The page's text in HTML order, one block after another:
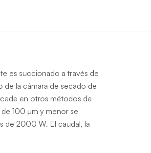
es succionado a través de
la cámara de secado de
en otros métodos de
100 µm y menor se
de 2000 W. El caudal, la